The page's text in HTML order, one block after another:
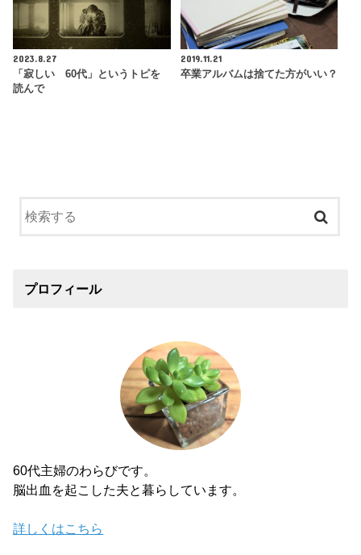
2023.8.27
「寂しい 60代」というトピを
読んで
2019.11.21
卒業アルバムは捨てた方がいい？
プロフィール
60代主婦のわらびです。
脳出血を起こした夫と暮らしています。
詳しくはこちら